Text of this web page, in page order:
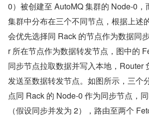
0）被创建至 AutoMQ 集群的 Node-0
集群中分布在三个不同节点，根据上述
会优先选择同 Rack 的节点作为数据同
r 所在节点作为数据转发节点，图中的
同步节点拉取数据并写入本地，Router
发送至数据转发节点。如图所示，三个
点同 Rack 的 Node-0 作为同步节点，
（假设同步并发为 2），路由至两个